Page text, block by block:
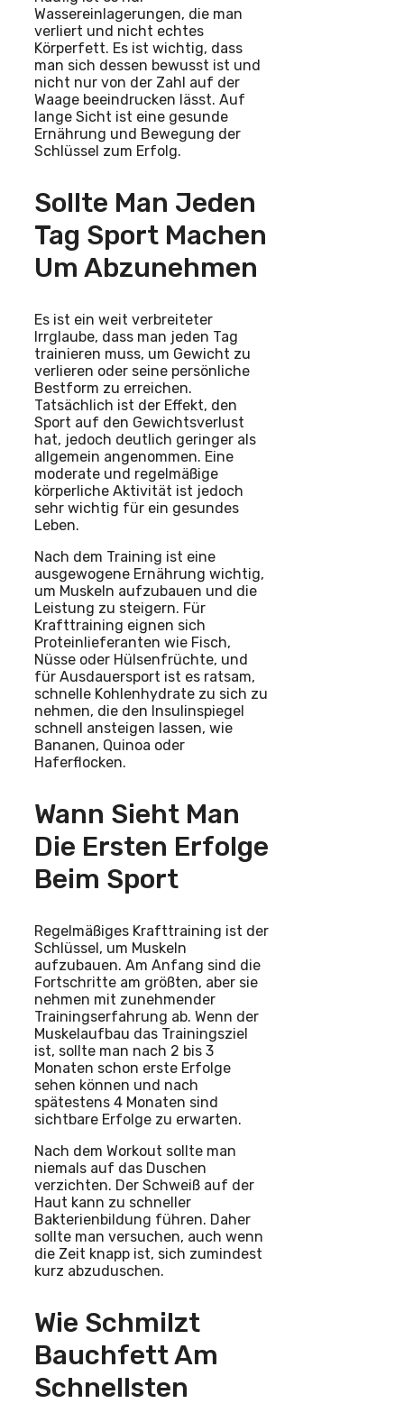
Wassereinlagerungen, die man
verliert und nicht echtes
Körperfett. Es ist wichtig, dass
man sich dessen bewusst ist und
nicht nur von der Zahl auf der
Waage beeindrucken lässt. Auf
lange Sicht ist eine gesunde
Ernährung und Bewegung der
Schlüssel zum Erfolg.
Sollte Man Jeden
Tag Sport Machen
Um Abzunehmen
Es ist ein weit verbreiteter
Irrglaube, dass man jeden Tag
trainieren muss, um Gewicht zu
verlieren oder seine persönliche
Bestform zu erreichen.
Tatsächlich ist der Effekt, den
Sport auf den Gewichtsverlust
hat, jedoch deutlich geringer als
allgemein angenommen. Eine
moderate und regelmäßige
körperliche Aktivität ist jedoch
sehr wichtig für ein gesundes
Leben.
Nach dem Training ist eine
ausgewogene Ernährung wichtig,
um Muskeln aufzubauen und die
Leistung zu steigern. Für
Krafttraining eignen sich
Proteinlieferanten wie Fisch,
Nüsse oder Hülsenfrüchte, und
für Ausdauersport ist es ratsam,
schnelle Kohlenhydrate zu sich zu
nehmen, die den Insulinspiegel
schnell ansteigen lassen, wie
Bananen, Quinoa oder
Haferflocken.
Wann Sieht Man
Die Ersten Erfolge
Beim Sport
Regelmäßiges Krafttraining ist der
Schlüssel, um Muskeln
aufzubauen. Am Anfang sind die
Fortschritte am größten, aber sie
nehmen mit zunehmender
Trainingserfahrung ab. Wenn der
Muskelaufbau das Trainingsziel
ist, sollte man nach 2 bis 3
Monaten schon erste Erfolge
sehen können und nach
spätestens 4 Monaten sind
sichtbare Erfolge zu erwarten.
Nach dem Workout sollte man
niemals auf das Duschen
verzichten. Der Schweiß auf der
Haut kann zu schneller
Bakterienbildung führen. Daher
sollte man versuchen, auch wenn
die Zeit knapp ist, sich zumindest
kurz abzuduschen.
Wie Schmilzt
Bauchfett Am
Schnellsten